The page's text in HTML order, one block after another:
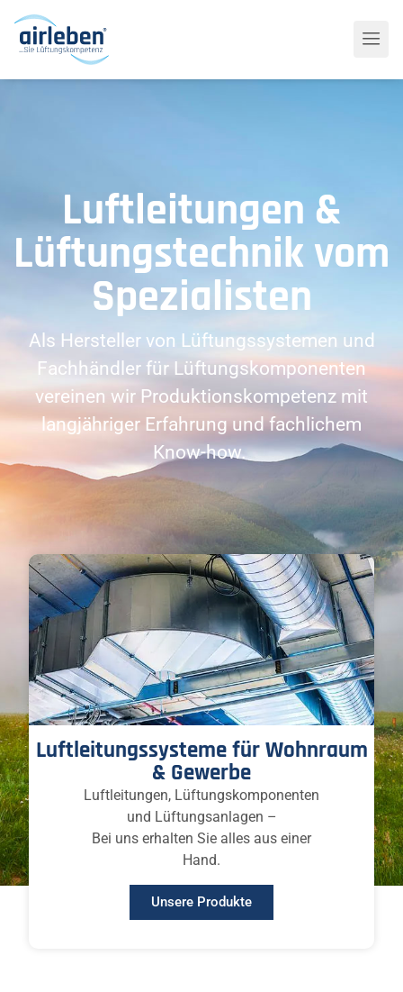
Luftleitungen &
Lüftungstechnik vom
Spezialisten
Als Hersteller von Lüftungssystemen und
Fachhändler für Lüftungskomponenten
vereinen wir Produktionskompetenz mit
langjähriger Erfahrung und fachlichem
Know-how.
Luftleitungssysteme für Wohnraum
& Gewerbe
Luftleitungen, Lüftungskomponenten
und Lüftungsanlagen –
Bei uns erhalten Sie alles aus einer
Hand.
Unsere Produkte